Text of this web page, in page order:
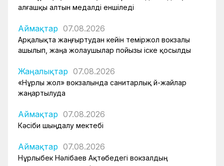
алғашқы алтын медалді еншіледі
Аймақтар 07.08.2026
Арқалықта жаңғыртудан кейін теміржол вокзалы
ашылып, жаңа жолаушылар пойызы іске қосылды
Жаңалықтар 07.08.2026
«Нұрлы жол» вокзалында санитарлық үй-жайлар
жаңартылуда
Аймақтар 07.08.2026
Кәсіби шыңдалу мектебі
Аймақтар 07.08.2026
Нұрлыбек Нәлібаев Ақтөбедегі вокзалдың